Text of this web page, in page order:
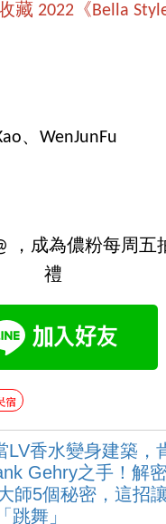
藏 2022《Bella
、WenJunFu
，成為儂粉每周五
禮
宿